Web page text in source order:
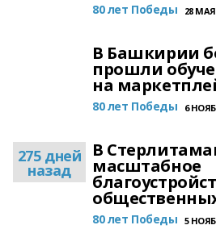
80 лет Победы 28 МАЯ
В Башкирии
прошли
на
80 лет Победы 6
275 дней
назад
В
масштабное
80 лет Победы 5